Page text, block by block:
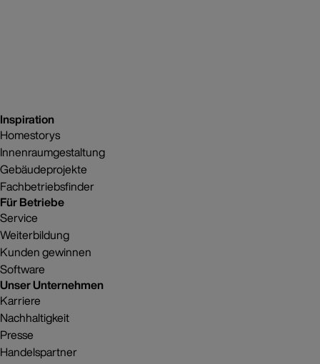
Inspiration
Homestorys
Innenraumgestaltung
Gebäudeprojekte
Fachbetriebsfinder
Für Betriebe
Service
Weiterbildung
Kunden gewinnen
Software
Unser Unternehmen
Karriere
Nachhaltigkeit
Presse
Handelspartner